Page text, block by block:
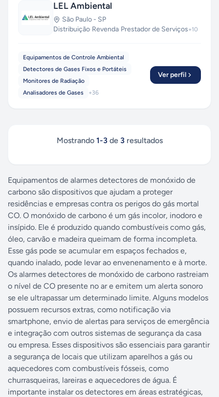
LEL Ambiental
São Paulo - SP
Distribuição·Revenda·Prestador de Serviços+10
Equipamentos de Controle Ambiental
Detectores de Gases Fixos e Portáteis
Monitores de Radiação
Analisadores de Gases
+36
Ver perfil
Mostrando 1-3 de 3 resultados
Equipamentos de alarmes detectores de monóxido de
carbono são dispositivos que ajudam a proteger
residências e empresas contra os perigos do gás mortal
CO. O monóxido de carbono é um gás incolor, inodoro e
insípido. Ele é produzido quando combustíveis como gás,
óleo, carvão e madeira queimam de forma incompleta.
Esse gás pode se acumular em espaços fechados e,
quando inalado, pode levar ao envenenamento e à morte.
Os alarmes detectores de monóxido de carbono rastreiam
o nível de CO presente no ar e emitem um alerta sonoro
se ele ultrapassar um determinado limite. Alguns modelos
possuem recursos extras, como notificação via
smartphone, envio de alertas para serviços de emergência
e integração com outros sistemas de segurança da casa
ou empresa. Esses dispositivos são essenciais para garantir
a segurança de locais que utilizam aparelhos a gás ou
aquecedores com combustíveis fósseis, como
churrasqueiras, lareiras e aquecedores de água. É
importante instalar os detectores em áreas estratégicas,